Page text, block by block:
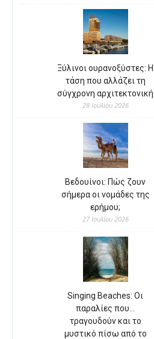
Ξύλινοι ουρανοξύστες: Η
τάση που αλλάζει τη
σύγχρονη αρχιτεκτονική
28 Ιουλίου 2026
Βεδουίνοι: Πώς ζουν
σήμερα οι νομάδες της
ερήμου;
27 Ιουλίου 2026
Singing Beaches: Οι
παραλίες που…
τραγουδούν και το
μυστικό πίσω από το